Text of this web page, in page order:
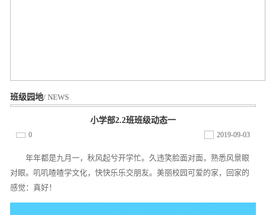
班级园地/ NEWS
小学部2.2班班级动态一
2019-09-03
0
年年都是九月一，秋风起兮开学忙。久违笑脸面对面，熟悉风景眼
对眼。叽叽喳喳学文化，快快乐乐交朋友。美丽校园可爱的家，回家的
感觉：真好！